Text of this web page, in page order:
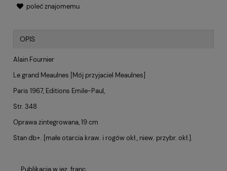
poleć znajomemu
OPIS
Alain Fournier
Le grand Meaulnes [Mój przyjaciel Meaulnes]
Paris 1967, Editions Emile-Paul,
Str. 348
Oprawa zintegrowana, 19 cm
Stan db+. [małe otarcia kraw. i rogów okł., niew. przybr. okł.].